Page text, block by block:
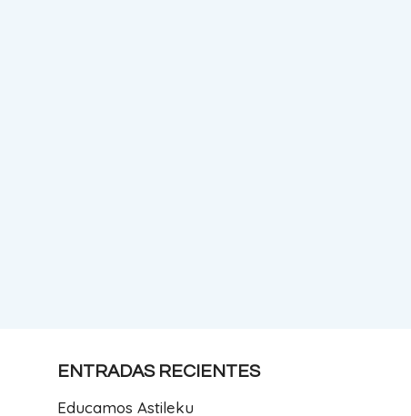
ENTRADAS RECIENTES
Educamos Astileku